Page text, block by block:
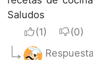
Saludos
I apreciate
I do
Respuesta